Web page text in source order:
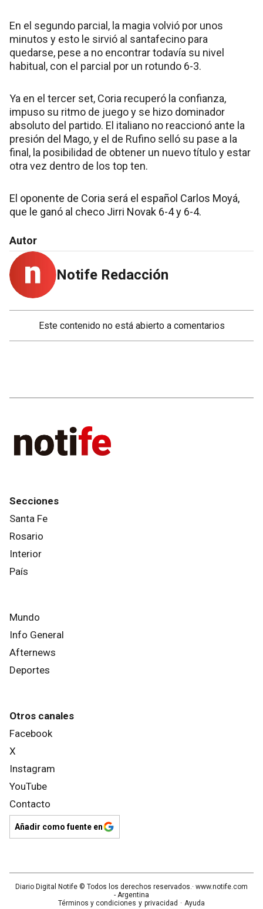
En el segundo parcial, la magia volvió por unos
minutos y esto le sirvió al santafecino para
quedarse, pese a no encontrar todavía su nivel
habitual, con el parcial por un rotundo 6-3.
Ya en el tercer set, Coria recuperó la confianza,
impuso su ritmo de juego y se hizo dominador
absoluto del partido. El italiano no reaccionó ante la
presión del Mago, y el de Rufino selló su pase a la
final, la posibilidad de obtener un nuevo título y estar
otra vez dentro de los top ten.
El oponente de Coria será el español Carlos Moyá,
que le ganó al checo Jirri Novak 6-4 y 6-4.
Autor
Notife Redacción
Este contenido no está abierto a comentarios
Secciones
Santa Fe
Rosario
Interior
País
Mundo
Info General
Afternews
Deportes
Otros canales
Facebook
X
Instagram
YouTube
Contacto
Añadir como fuente en
Diario Digital Notife © Todos los derechos reservados.· www.notife.com
- Argentina
Términos y condiciones y privacidad · Ayuda